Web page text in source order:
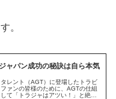
。
ャパン成功の秘訣は自ら本気
レント（AGT）に登場したトラビ
ァンの皆様のために、AGTの仕組
て「トラジャはアツい！」と絶賛